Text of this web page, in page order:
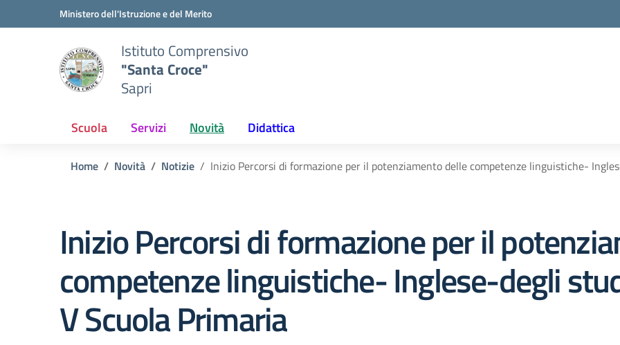
Vai ai contenuti
Vai al menu di navigazioneMinistero dell'Istruzione e del Merito
Istituto Comprensivo
"Santa Croce"
Sapri
Scuola Servizi Novità Didattica
Home Novità Notizie Inizio Percorsi di formazione per il potenziamento delle competenze linguistiche-
Inizio Percorsi di formazione per il
competenze linguistiche- Inglese-degli
V Scuola Primaria